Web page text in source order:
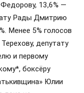
13,6% —
Рады Дмитрию
Менее 5% голосов
депутату
и первому
боксёру
Юлии